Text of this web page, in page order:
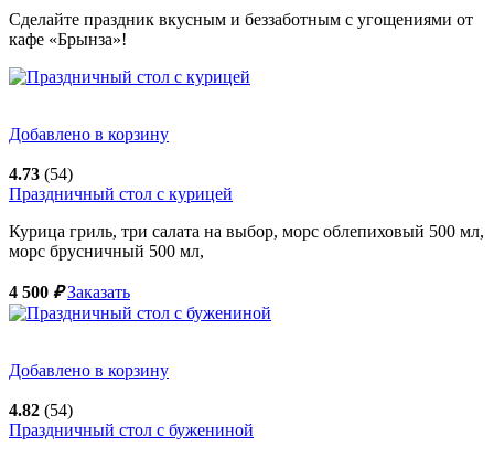
Сделайте праздник вкусным и беззаботным с угощениями от
кафе «Брынза»!
Добавлено в корзину
4.73 (54)
Праздничный стол с курицей
Курица гриль, три салата на выбор, морс облепиховый 500 мл,
морс брусничный 500 мл,
4 500 ₽ Заказать
Добавлено в корзину
4.82 (54)
Праздничный стол с бужениной